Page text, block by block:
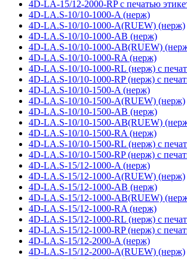
4D-LA-15/12-2000-RP с печатью
4D-LA.S-10/10-1000-A (нерж)
4D-LA.S-10/10-1000-A(RUEW) (нерж)
4D-LA.S-10/10-1000-AB (нерж)
4D-LA.S-10/10-1000-AB(RUEW)
4D-LA.S-10/10-1000-RA (нерж)
4D-LA.S-10/10-1000-RL (нерж) с
4D-LA.S-10/10-1000-RP (нерж) с
4D-LA.S-10/10-1500-A (нерж)
4D-LA.S-10/10-1500-A(RUEW) (нерж)
4D-LA.S-10/10-1500-AB (нерж)
4D-LA.S-10/10-1500-AB(RUEW)
4D-LA.S-10/10-1500-RA (нерж)
4D-LA.S-10/10-1500-RL (нерж) с
4D-LA.S-10/10-1500-RP (нерж) с
4D-LA.S-15/12-1000-A (нерж)
4D-LA.S-15/12-1000-A(RUEW) (нерж)
4D-LA.S-15/12-1000-AB (нерж)
4D-LA.S-15/12-1000-AB(RUEW)
4D-LA.S-15/12-1000-RA (нерж)
4D-LA.S-15/12-1000-RL (нерж) с
4D-LA.S-15/12-1000-RP (нерж) с
4D-LA.S-15/12-2000-A (нерж)
4D-LA.S-15/12-2000-A(RUEW) (нерж)